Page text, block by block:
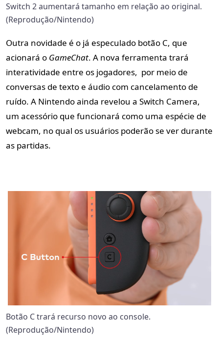
Switch 2 aumentará tamanho em relação ao original.
(Reprodução/Nintendo)
Outra novidade é o já especulado botão C, que
acionará o GameChat. A nova ferramenta trará
interatividade entre os jogadores, por meio de
conversas de texto e áudio com cancelamento de
ruído. A Nintendo ainda revelou a Switch Camera,
um acessório que funcionará como uma espécie de
webcam, no qual os usuários poderão se ver durante
as partidas.
Botão C trará recurso novo ao console.
(Reprodução/Nintendo)